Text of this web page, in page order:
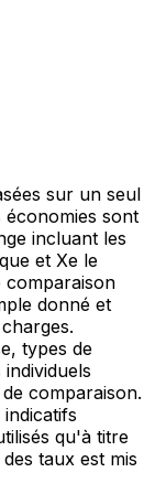
sur un seul
sont
incluant les
et Xe le
comparaison
donné et
types de
comparaison.
qu'à titre
taux est mis